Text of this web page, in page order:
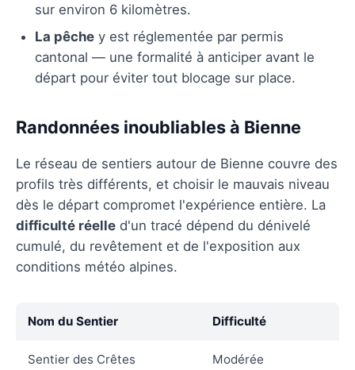
sur environ 6 kilomètres.
La pêche y est réglementée par permis
cantonal — une formalité à anticiper avant le
départ pour éviter tout blocage sur place.
Randonnées inoubliables à Bienne
Le réseau de sentiers autour de Bienne couvre des
profils très différents, et choisir le mauvais niveau
dès le départ compromet l'expérience entière. La
difficulté réelle d'un tracé dépend du dénivelé
cumulé, du revêtement et de l'exposition aux
conditions météo alpines.
Nom du Sentier Difficulté
Sentier des Crêtes Modérée